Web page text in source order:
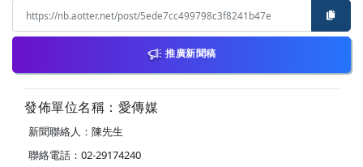
推廣新聞稿
發佈單位名稱：愛傳媒
新聞聯絡人：陳先生
聯絡電話：02-29174240